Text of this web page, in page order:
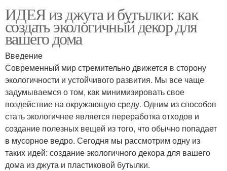
ИДЕЯ из джута и бутылки: как
создать экологичный декор для
вашего дома
Введение
Современный мир стремительно движется в сторону
экологичности и устойчивого развития. Мы все чаще
задумываемся о том, как минимизировать свое
воздействие на окружающую среду. Одним из способов
стать экологичнее является переработка отходов и
создание полезных вещей из того, что обычно попадает
в мусорное ведро. Сегодня мы рассмотрим одну из
таких идей: создание экологичного декора для вашего
дома из джута и пластиковой бутылки.